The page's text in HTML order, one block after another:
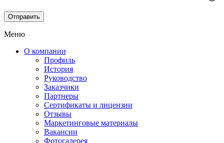
Меню
О компании
Профиль
История
Руководство
Заказчики
Партнеры
Сертификаты и лицензии
Отзывы
Маркетинговые материалы
Вакансии
Фотогалерея